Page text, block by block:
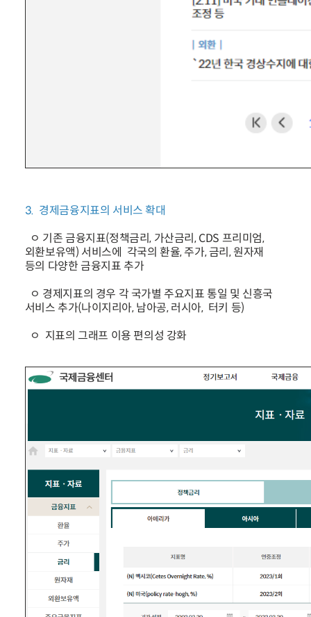
3. 경제금융지표의 서비스 확대
ㅇ 기존 금융지표(정책금리, 가산금리, CDS 프리미엄,
외환보유액) 서비스에 각국의 환율, 주가, 금리, 원자재
등의 다양한 금융지표 추가
ㅇ 경제지표의 경우 각 국가별 주요지표 통일 및 신흥국
서비스 추가(나이지리아, 남아공, 러시아, 터키 등)
ㅇ 지표의 그래프 이용 편의성 강화